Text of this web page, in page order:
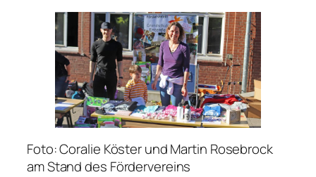
Foto: Coralie Köster und Martin Rosebrock
am Stand des Fördervereins